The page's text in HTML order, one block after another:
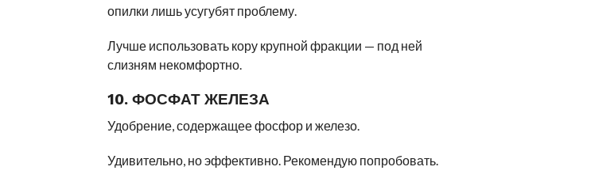
опилки лишь усугубят проблему.
Лучше использовать кору крупной фракции — под ней
слизням некомфортно.
10. ФОСФАТ ЖЕЛЕЗА
Удобрение, содержащее фосфор и железо.
Удивительно, но эффективно. Рекомендую попробовать.